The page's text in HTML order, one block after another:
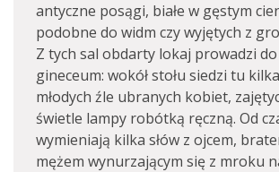
antyczne posągi, białe w gęstym
podobne do widm czy wyjętych z
Z tych sal obdarty lokaj prowadzi
gineceum: wokół stołu siedzi tu
młodych źle ubranych kobiet,
świetle lampy robótką ręczną. Od
wymieniają kilka słów z ojcem,
mężem wynurzającym się z mroku